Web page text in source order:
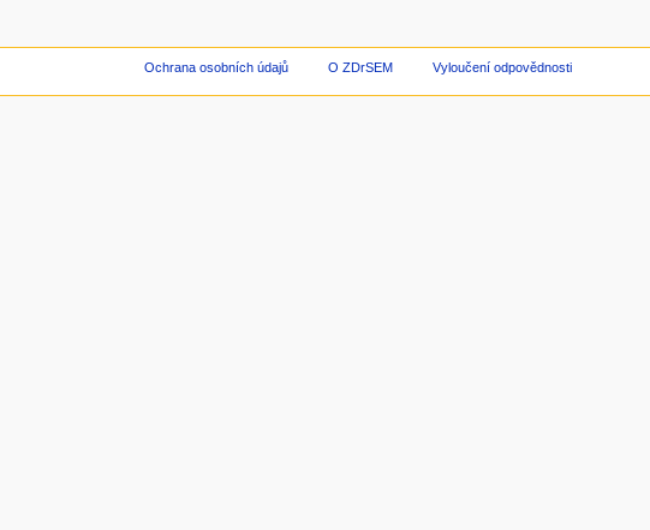
Ochrana osobních údajů O ZDrSEM Vyloučení odpovědnosti